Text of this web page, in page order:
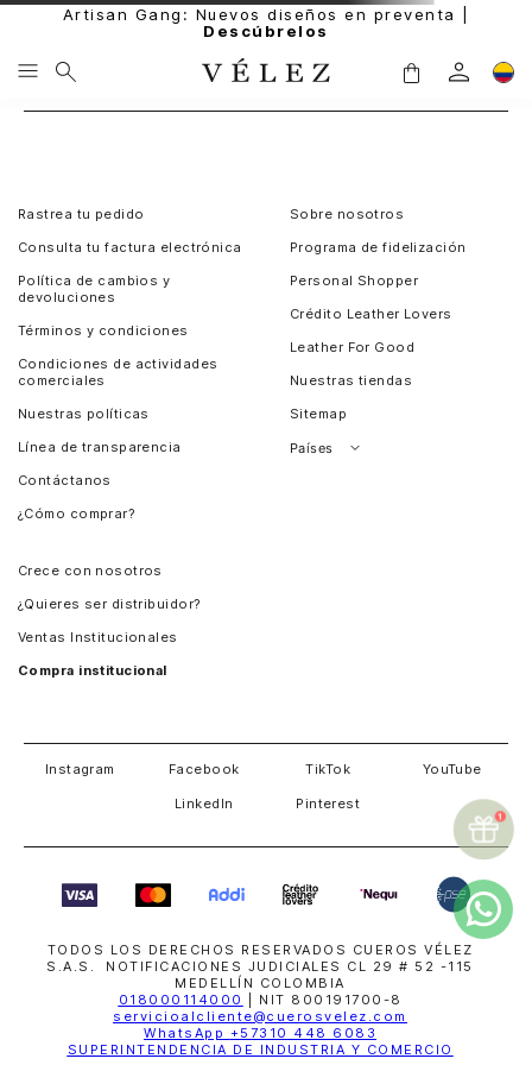
Artisan Gang: Nuevos diseños en preventa |
Descúbrelos
Rastrea tu pedido
Consulta tu factura electrónica
Política de cambios y
devoluciones
Términos y condiciones
Condiciones de actividades
comerciales
Nuestras políticas
Línea de transparencia
Contáctanos
¿Cómo comprar?
Sobre nosotros
Programa de fidelización
Personal Shopper
Crédito Leather Lovers
Leather For Good
Nuestras tiendas
Sitemap
Países
Crece con nosotros
¿Quieres ser distribuidor?
Ventas Institucionales
Compra institucional
Instagram Facebook TikTok YouTube
LinkedIn Pinterest
TODOS LOS DERECHOS RESERVADOS CUEROS VÉLEZ
S.A.S. NOTIFICACIONES JUDICIALES CL 29 # 52 -115
MEDELLÍN COLOMBIA
018000114000
| NIT 800191700-8
servicioalcliente@cuerosvelez.com
WhatsApp +57310 448 6083
SUPERINTENDENCIA DE INDUSTRIA Y COMERCIO